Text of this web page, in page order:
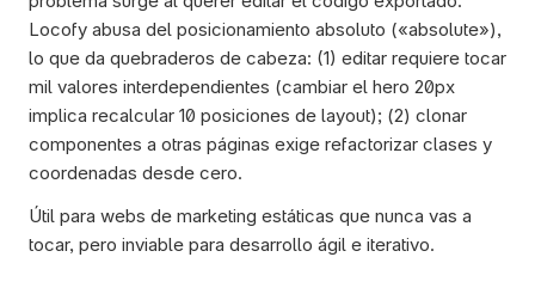
Locofy abusa del posicionamiento absoluto («absolute»),
lo que da quebraderos de cabeza: (1) editar requiere tocar
mil valores interdependientes (cambiar el hero 20px
implica recalcular 10 posiciones de layout); (2) clonar
componentes a otras páginas exige refactorizar clases y
coordenadas desde cero.
Útil para webs de marketing estáticas que nunca vas a
tocar, pero inviable para desarrollo ágil e iterativo.